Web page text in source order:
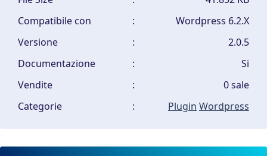
Compatibile con
:
Wordpress 6.2.X
Versione
:
2.0.5
Documentazione
:
Si
Vendite
:
0 sale
Categorie
: Plugin Wordpress